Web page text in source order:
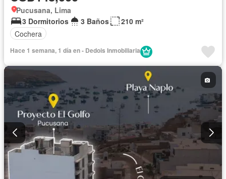
Pucusana, Lima
3 Dormitorios
3 Baños
210 m²
Cochera
Hace 1 semana, 1 día en - Dedois Inmobiliaria